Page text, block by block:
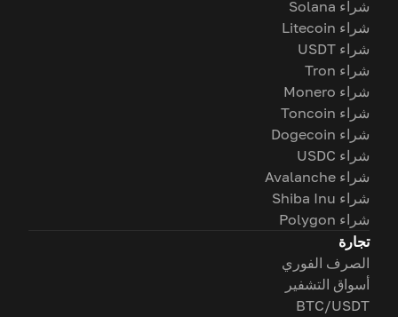
شراء Solana
شراء Litecoin
شراء USDT
شراء Tron
شراء Monero
شراء Toncoin
شراء Dogecoin
شراء USDC
شراء Avalanche
شراء Shiba Inu
شراء Polygon
تجارة
الصرف الفوري
أسواق التشفير
BTC/USDT